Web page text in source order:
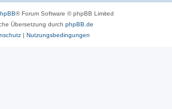
® Forum Software © phpBB Limited
Übersetzung durch phpBB.de
| Nutzungsbedingungen